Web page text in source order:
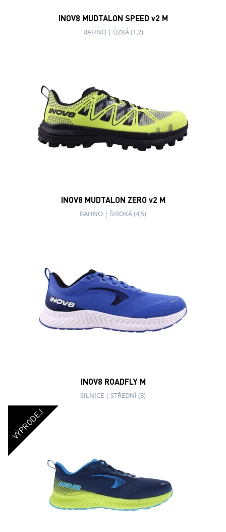
INOV8 MUDTALON SPEED v2 M
BAHNO | ÚZKÁ (1,2)
INOV8 MUDTALON ZERO v2 M
BAHNO | ŠIROKÁ (4,5)
INOV8 ROADFLY M
SILNICE | STŘEDNÍ (3)
VÝPRODEJ